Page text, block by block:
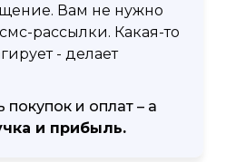
Вам не нужно
рассылки. Какая-то
- делает
покупок и оплат – а
и прибыль.